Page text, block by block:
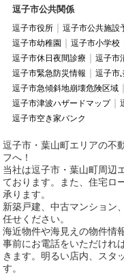
逗子市公共関係
逗子市役所 逗子市公共施設
逗子市幼稚園
逗子市小学校
逗子市休日夜間診療
逗子市
逗子市緊急防災情報
逗子市
逗子市急傾斜地崩壊危険区域
逗子市津波ハザードマップ
逗子市空き家バンク
逗子市・葉山町エリアの不
フへ！
当社は逗子市・葉山町周辺
ております。また、住宅ロ
承ります。
新築戸建、中古マンション
任せください。
海近物件や海見えの物件情
事前にお電話をいただけれ
きます。明るい店内、スタ
す。